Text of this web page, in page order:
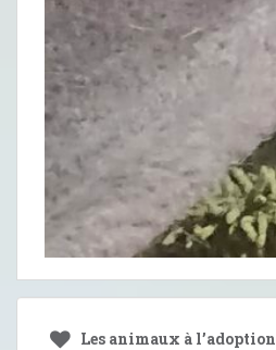
Les animaux à l’adoption